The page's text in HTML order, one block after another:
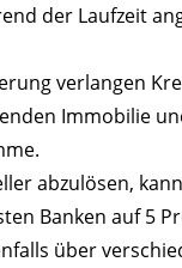
der Laufzeit
verlangen
Immobilie
abzulösen,
Banken auf 5
über